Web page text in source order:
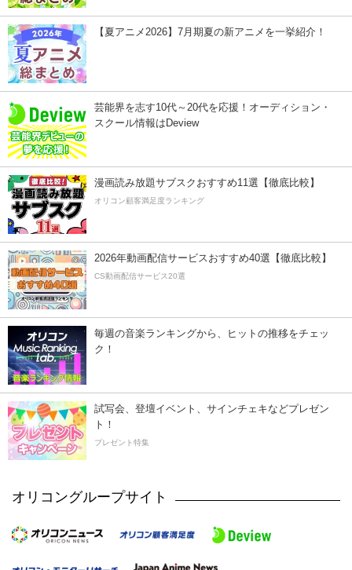
【夏アニメ2026】7月期夏の新アニメを一挙紹介！
芸能界を志す10代～20代を応援！オーディション・
スクール情報はDeview
漫画読み放題サブスクおすすめ11選【徹底比較】
オリコン顧客満足度ランキング
2026年動画配信サービスおすすめ40選【徹底比較】
CS動画配信サービス20選
毎週の音楽ランキングから、ヒットの推移をチェッ
ク！
試写会、登壇イベント、サインチェキなどプレゼン
ト！
プレゼント特集
オリコングループサイト